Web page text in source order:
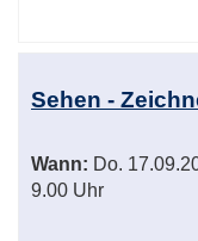
Sehen -
Wann: Do.
9.00 Uhr